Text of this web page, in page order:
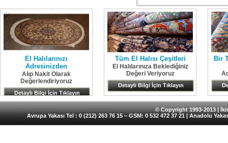
El Halılarınızı
Adresinizden
Alıp Nakit Olarak
Değerlendiriyoruz
Detaylı Bilgi İçin Tıklayın
Tüm El Halısı Çeşitleri
El Halılarınıza Beklediğiniz
Değeri Veriyoruz
Detaylı Bilgi İçin Tıklayın
Bir
© Copyright 1993-2013 |
Avrupa Yakası Tel : 0 (212) 263 76 15 – GSM: 0 532 472 37 21 | Anadolu